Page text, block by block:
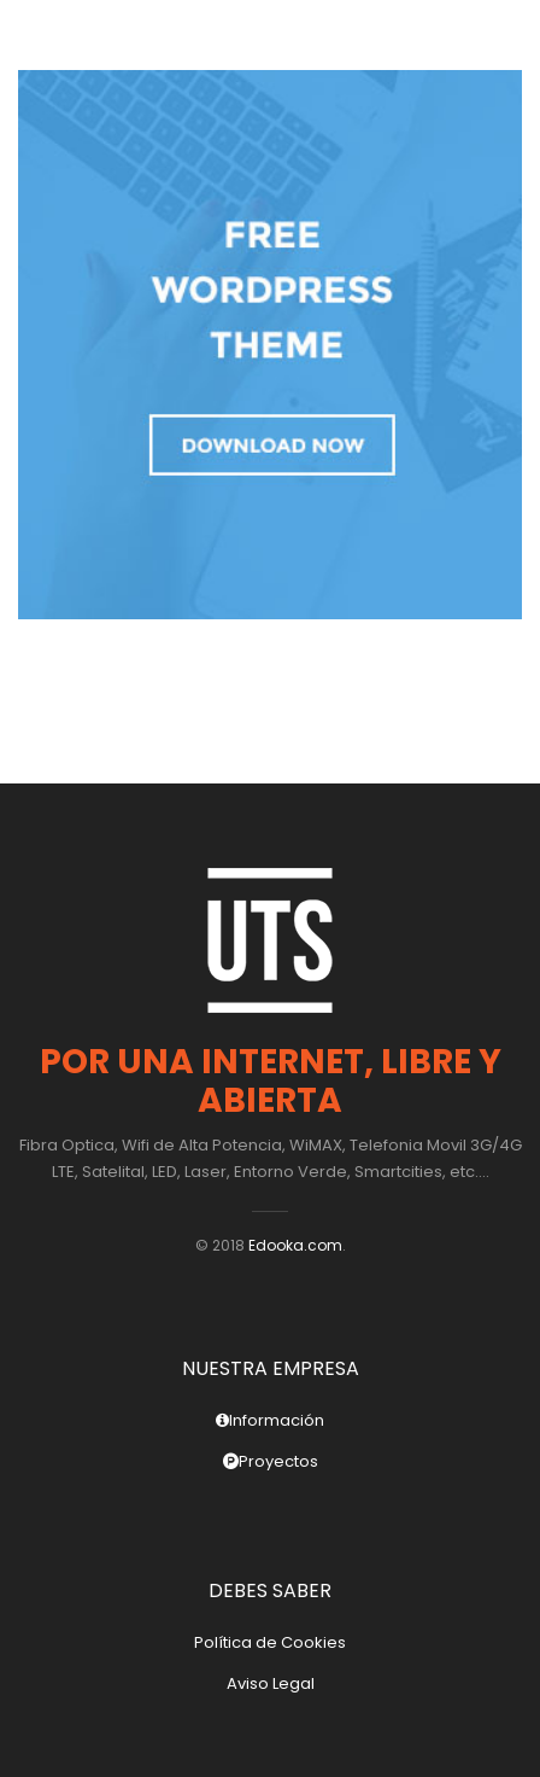
POR UNA INTERNET, LIBRE Y
ABIERTA
Fibra Optica, Wifi de Alta Potencia, WiMAX, Telefonia Movil 3G/4G
LTE, Satelital, LED, Laser, Entorno Verde, Smartcities, etc....
© 2018 Edooka.com.
NUESTRA EMPRESA
Información
Proyectos
DEBES SABER
Política de Cookies
Aviso Legal